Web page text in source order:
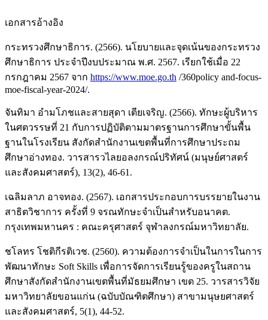
เอกสารอ้างอิง
กระทรวงศึกษาธิการ. (2566). นโยบายและจุดเน้นของกระทรวง
ศึกษาธิการ ประจำปีงบประมาณ พ.ศ. 2567. เรียกใช้เมื่อ 22
กรกฎาคม 2567 จาก https://www.moe.go.th /360policy and-focus-
moe-fiscal-year-2024/.
จันทิมา อำมโภชและสายสุดา เตียเจริญ. (2566). ทักษะผู้บริหาร
ในศตวรรษที่ 21 กับการปฏิบัติตามมาตรฐานการศึกษาขั้นพื้น
ฐานในโรงเรียน สังกัดสำนักงานเขตพื้นที่การศึกษาประถม
ศึกษาอ่างทอง. วารสารวไลยอลงกรณ์ปริทัศน์ (มนุษย์ศาสตร์
และสังคมศาสตร์), 13(2), 46-61.
เฉลิมลาภ อาจทอง. (2567). เอกสารประกอบการบรรยายในงาน
สาธิตวิชาการ ครั้งที่ 9 จรณทักษะจำเป็นสำหรับอนาคต.
กรุงเทพมหานคร : คณะครุศาสตร์ จุฬาลงกรณ์มหาวิทยาลัย.
ชโลทร โชติกีรติเวช. (2560). ความต้องการจำเป็นในการในการ
พัฒนาทักษะ Soft Skills เพื่อการจัดการเรียนรู้ของครูในสถาน
ศึกษาสังกัดสำนักงานเขตพื้นที่มัธยมศึกษา เขต 25. วารสารวิจัย
มหาวิทยาลัยขอนแก่น (ฉบับบัณฑิตศึกษา) สาขามนุษยศาสตร์
และสังคมศาสตร์, 5(1), 44-52.